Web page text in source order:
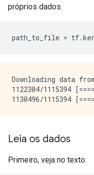
próprios dados.
path_to_file = tf.
Downloading data
1122304/1115394
Leia os dados
Primeiro, veja no texto: